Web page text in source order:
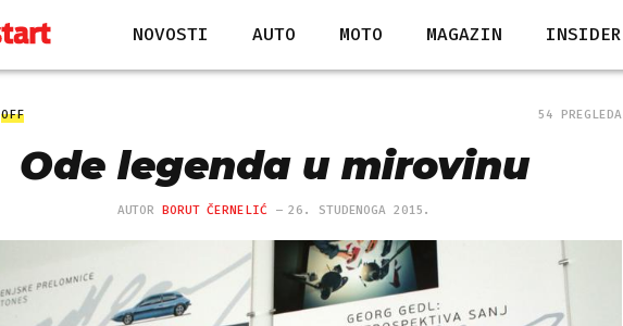
NOVOSTI AUTO MOTO MAGAZIN INSIDER
OFF 54 PREGLEDA
Ode legenda u mirovinu
AUTOR BORUT ČERNELIĆ 26. STUDENOGA 2015.